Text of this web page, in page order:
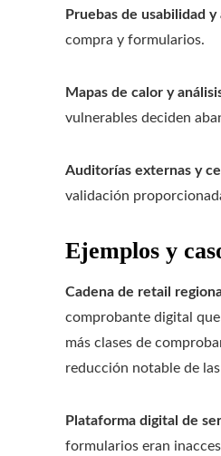
Pruebas de usabilidad
compra y formularios.
Mapas de calor y
vulnerables deciden
Auditorías externas y
validación
Ejemplos y
Cadena de retail
comprobante digital
más clases de
reducción notable de
Plataforma digital de
formularios eran